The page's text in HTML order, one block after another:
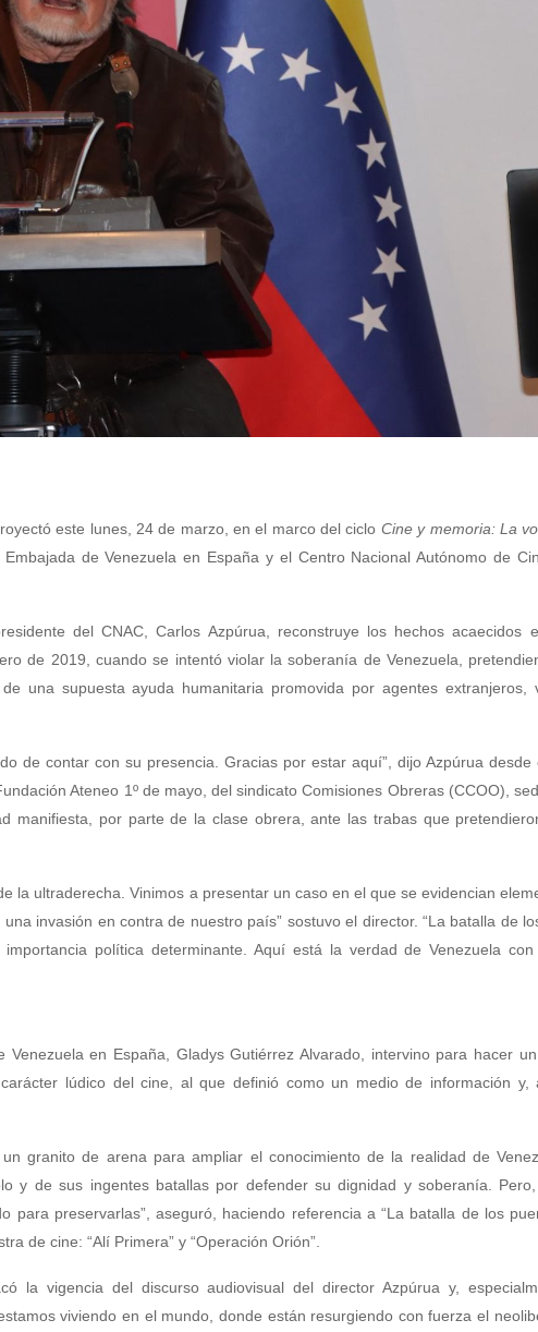
este lunes, 24 de marzo, en el marco del ciclo Cine y memoria: La
Embajada de Venezuela en España y el Centro Nacional Autónomo de
del CNAC, Carlos Azpúrua, reconstruye los hechos acaecidos
de 2019, cuando se intentó violar la soberanía de Venezuela,
una supuesta ayuda humanitaria promovida por agentes extranjeros,
de contar con su presencia. Gracias por estar aquí”, dijo Azpúrua desde
Ateneo 1º de mayo, del sindicato Comisiones Obreras (CCOO),
manifiesta, por parte de la clase obrera, ante las trabas que
la ultraderecha. Vinimos a presentar un caso en el que se evidencian
invasión en contra de nuestro país” sostuvo el director. “La batalla de
política determinante. Aquí está la verdad de Venezuela
en España, Gladys Gutiérrez Alvarado, intervino para hacer
lúdico del cine, al que definió como un medio de información y,
granito de arena para ampliar el conocimiento de la realidad de
y de sus ingentes batallas por defender su dignidad y soberanía. Pero,
para preservarlas”, aseguró, haciendo referencia a “La batalla de los
de cine: “Alí Primera” y “Operación Orión”.
la vigencia del discurso audiovisual del director Azpúrua y,
viviendo en el mundo, donde están resurgiendo con fuerza el